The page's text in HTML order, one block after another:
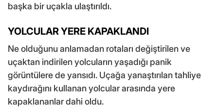
başka bir uçakla ulaştırıldı.
YOLCULAR YERE KAPAKLANDI
Ne olduğunu anlamadan rotaları değiştirilen ve
uçaktan indirilen yolcuların yaşadığı panik
görüntülere de yansıdı. Uçağa yanaştırılan tahliye
kaydırağını kullanan yolcular arasında yere
kapaklananlar dahi oldu.